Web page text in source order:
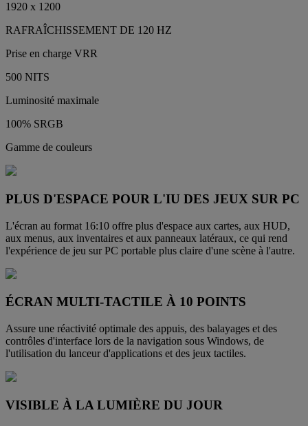
1920 x 1200
RAFRAÎCHISSEMENT DE 120 HZ
Prise en charge VRR
500 NITS
Luminosité maximale
100% SRGB
Gamme de couleurs
PLUS D'ESPACE POUR L'IU DES JEUX SUR PC
L'écran au format 16:10 offre plus d'espace aux cartes, aux HUD,
aux menus, aux inventaires et aux panneaux latéraux, ce qui rend
l'expérience de jeu sur PC portable plus claire d'une scène à l'autre.
ÉCRAN MULTI-TACTILE À 10 POINTS
Assure une réactivité optimale des appuis, des balayages et des
contrôles d'interface lors de la navigation sous Windows, de
l'utilisation du lanceur d'applications et des jeux tactiles.
VISIBLE À LA LUMIÈRE DU JOUR